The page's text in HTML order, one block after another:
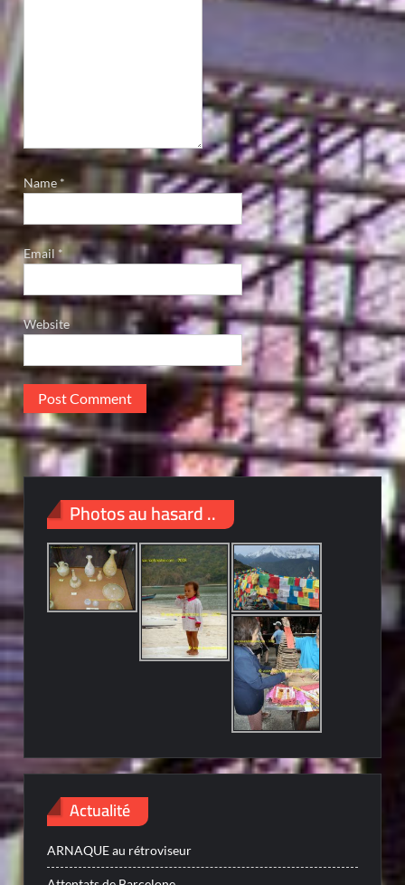
Name*
Email *
Website
Photos au hasard ..
Actualité
ARNAQUE au rétroviseur